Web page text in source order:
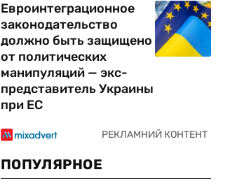
Евроинтеграционное
законодательство
должно быть защищено
от политических
манипуляций — экс-
представитель Украины
при ЕС
ПОПУЛЯРНОЕ